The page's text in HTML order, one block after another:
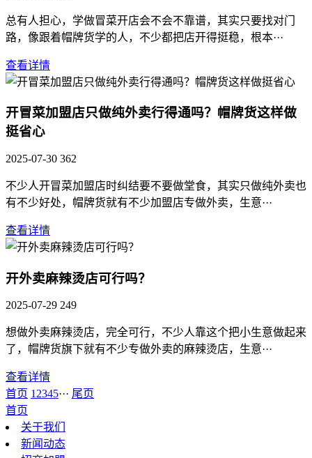
总有人担心，学做冒菜开店会不会不靠谱，其实只要找对门
路，像跟着帽牌货学的人，不少都把店开得挺稳，根本···
查看详情
开冒菜加盟店只做纯外卖行得通吗？帽牌货这样做
挺省心
2025-07-30 362
不少人开冒菜加盟店时纠结要不要做堂食，其实只做纯外卖也
有不少好处，帽牌货就有不少加盟店专做外卖，生意···
查看详情
开外卖麻辣烫店可行吗？
2025-07-29 249
想做外卖麻辣烫店，完全可行，不少人靠这个把小生意做起来
了，帽牌货旗下就有不少专做外卖的麻辣烫店，生意···
查看详情
首页 1 2345··· 尾页
首页
关于我们
新闻动态